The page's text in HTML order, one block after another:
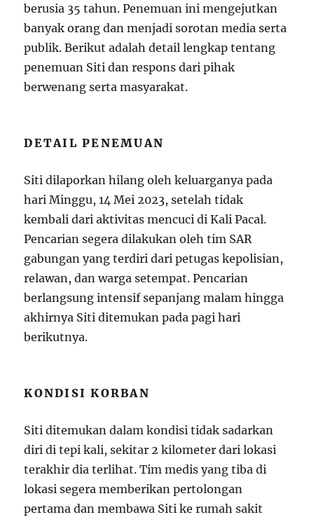
berusia 35 tahun. Penemuan ini mengejutkan
banyak orang dan menjadi sorotan media serta
publik. Berikut adalah detail lengkap tentang
penemuan Siti dan respons dari pihak
berwenang serta masyarakat.
DETAIL PENEMUAN
Siti dilaporkan hilang oleh keluarganya pada
hari Minggu, 14 Mei 2023, setelah tidak
kembali dari aktivitas mencuci di Kali Pacal.
Pencarian segera dilakukan oleh tim SAR
gabungan yang terdiri dari petugas kepolisian,
relawan, dan warga setempat. Pencarian
berlangsung intensif sepanjang malam hingga
akhirnya Siti ditemukan pada pagi hari
berikutnya.
KONDISI KORBAN
Siti ditemukan dalam kondisi tidak sadarkan
diri di tepi kali, sekitar 2 kilometer dari lokasi
terakhir dia terlihat. Tim medis yang tiba di
lokasi segera memberikan pertolongan
pertama dan membawa Siti ke rumah sakit